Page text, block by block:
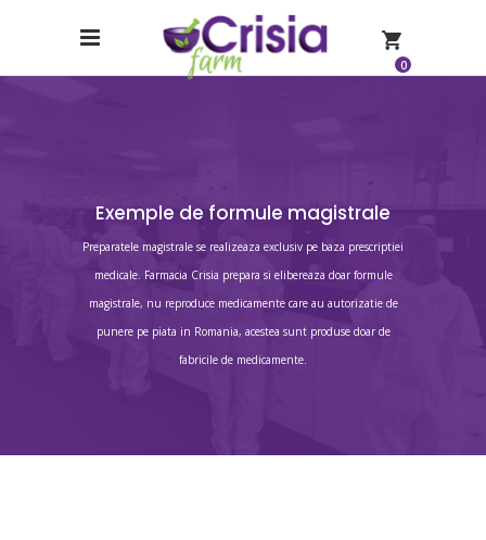
0
Exemple de formule magistrale
Preparatele magistrale se realizeaza exclusiv pe baza prescriptiei
medicale. Farmacia Crisia prepara si elibereaza doar formule
magistrale, nu reproduce medicamente care au autorizatie de
punere pe piata in Romania, acestea sunt produse doar de
fabricile de medicamente.